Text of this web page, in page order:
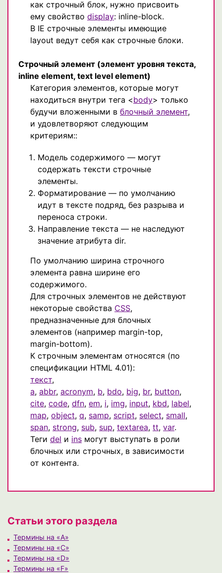
как строчный блок, нужно присвоить
ему свойство display: inline-block.
В IE строчные элементы имеющие
layout ведут себя как строчные блоки.
Строчный элемент (элемент уровня текста,
inline element, text level element)
Категория элементов, которые могут
находиться внутри тега <body> только
будучи вложенными в блочный элемент,
и удовлетворяют следующим
критериям::
Модель содержимого — могут
содержать тексти строчные
элементы.
Форматирование — по умолчанию
идут в тексте подряд, без разрыва и
переноса строки.
Направление текста — не наследуют
значение атрибута dir.
По умолчанию ширина строчного
элемента равна ширине его
содержимого.
Для строчных элементов не действуют
некоторые свойства CSS,
предназначенные для блочных
элементов (например margin-top,
margin-bottom).
К строчным элементам относятся (по
спецификации HTML 4.01):
текст,
a, abbr, acronym, b, bdo, big, br, button,
cite, code, dfn, em, i, img, input, kbd, label,
map, object, q, samp, script, select, small,
span, strong, sub, sup, textarea, tt, var.
Теги del и ins могут выступать в роли
блочных или строчных, в зависимости
от контента.
Статьи этого раздела
Термины на «A»
Термины на «C»
Термины на «D»
Термины на «F»